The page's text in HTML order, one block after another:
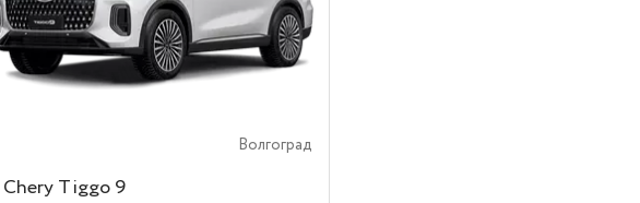
Волгоград
Chery Tiggo 9